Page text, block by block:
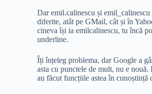
Dar emil.calinescu și
diferite, atât pe GMail, cât și în
cineva își ia emilcalinescu, tu încă
underline.
Îți înțeleg problema, dar Google a
asta cu punctele de mult, nu e nouă.
au făcut funcțiile astea în cunoștință